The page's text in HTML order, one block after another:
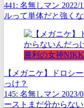
441: 名無しマン 2022/
ルって単体だと強く
勝利の女神
【メガニケ】ドロシ
っけ？
145: 名無しマン 2023/
ーストまだ分からな